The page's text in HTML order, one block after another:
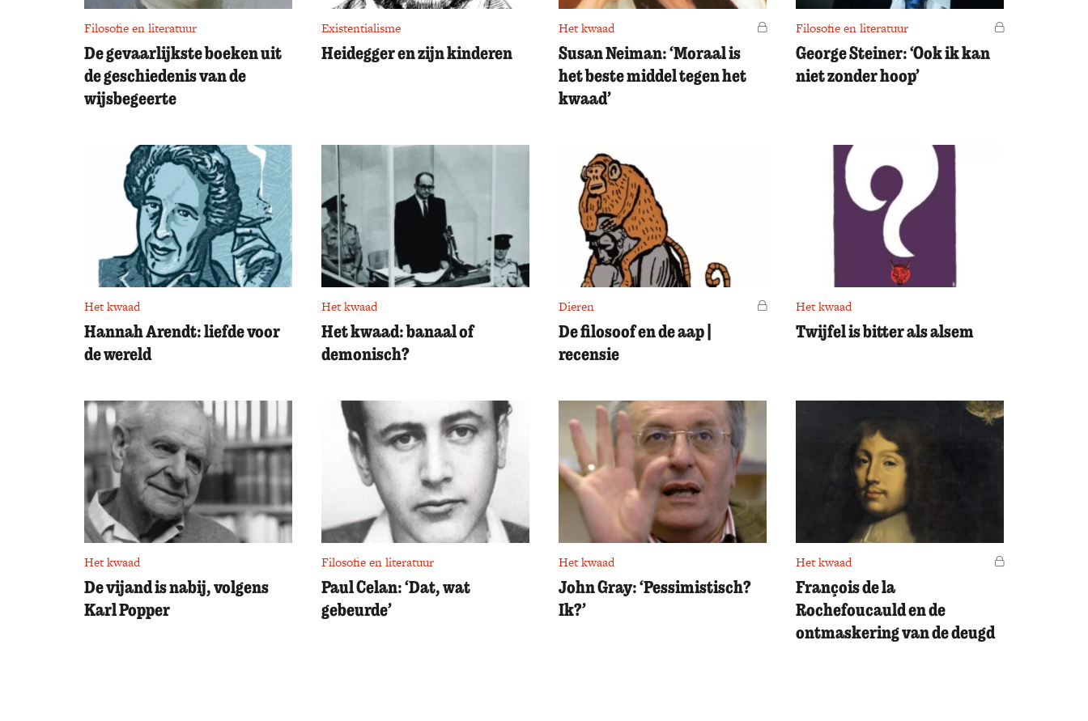
Filosofie en literatuur
De gevaarlijkste boeken uit
de geschiedenis van de
wijsbegeerte
Existentialisme
Heidegger en zijn kinderen
Het kwaad Voor leden
Susan Neiman: ‘Moraal is
het beste middel tegen het
kwaad’
Filosofie en literatuur Voor leden
George Steiner: ‘Ook ik kan
niet zonder hoop’
Het kwaad
Hannah Arendt: liefde voor
de wereld
Het kwaad
Het kwaad: banaal of
demonisch?
Dieren Voor leden
De filosoof en de aap |
recensie
Het kwaad
Twijfel is bitter als alsem
Het kwaad
De vijand is nabij, volgens
Karl Popper
Filosofie en literatuur
Paul Celan: ‘Dat, wat
gebeurde’
Het kwaad
John Gray: ‘Pessimistisch?
Ik?’
Het kwaad Voor leden
François de la
Rochefoucauld en de
ontmaskering van de deugd